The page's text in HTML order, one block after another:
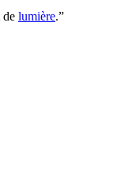
de lumière.”